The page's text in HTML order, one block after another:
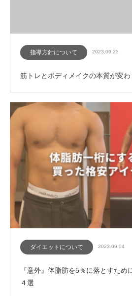
指導方針について 2023.09.23
筋トレとボディメイクの本質が変わ
ダイエットについて 2023.09.04
『意外』体脂肪を5％に落とすため
４選